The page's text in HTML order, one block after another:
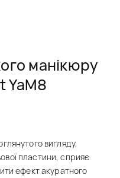
манікюру
YaM8
вигляду,
пластини, сприяє
ефект акуратного